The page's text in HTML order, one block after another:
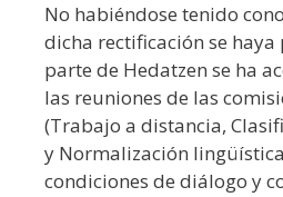
No habiéndose tenido
dicha rectificación se
parte de Hedatzen se ha
las reuniones de las
(Trabajo a distancia,
y Normalización
condiciones de diálogo y